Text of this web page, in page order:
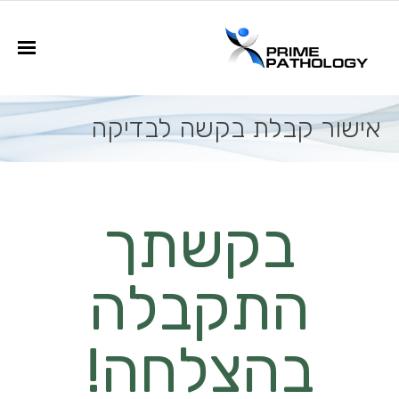
פתח סרגל נגישות
שירותים
- טופס היסטופתולוגיה
- טופס ציטולוגיה
- קישורי תשלום
אישור קבלת בקשה לבדיקה
בקשתך
התקבלה
בהצלחה!